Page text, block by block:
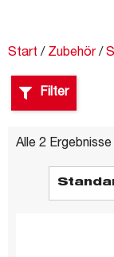
Start / Zubehör/
Filter
Alle 2